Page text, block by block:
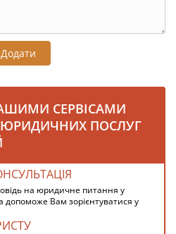
Додати
СЕРВІСАМИ
ПОСЛУГ
на юридичне питання у
Вам зорієнтуватися у